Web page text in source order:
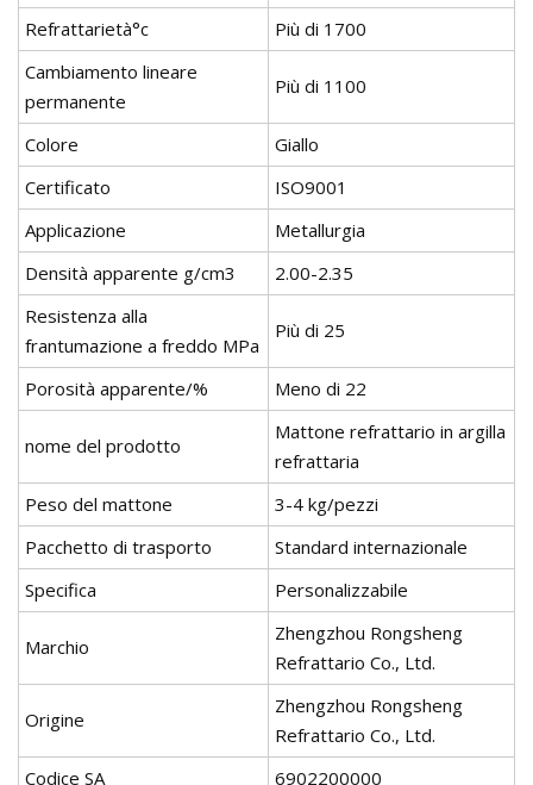
Refrattarietà°c
Più di 1700
Cambiamento lineare
permanente
Più di 1100
Colore
Giallo
Certificato
ISO9001
Applicazione
Metallurgia
Densità apparente g/cm3
2.00-2.35
Resistenza alla
frantumazione a freddo MPa
Più di 25
Porosità apparente/% Meno di 22
nome del prodotto
Mattone refrattario in argilla
refrattaria
Peso del mattone
3-4 kg/pezzi
Pacchetto di trasporto
Standard internazionale
Specifica
Personalizzabile
Marchio
Zhengzhou Rongsheng
Refrattario Co., Ltd.
Origine
Zhengzhou Rongsheng
Refrattario Co., Ltd.
Codice SA
6902200000